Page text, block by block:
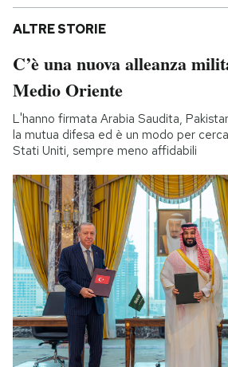
ALTRE STORIE
C’è una nuova alleanza
Medio Oriente
L'hanno firmata Arabia Saudita,
la mutua difesa ed è un modo per
Stati Uniti, sempre meno affidabili